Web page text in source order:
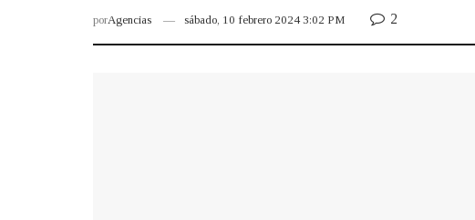
porAgencias sábado, 10 febrero 2024 3:02 PM 2